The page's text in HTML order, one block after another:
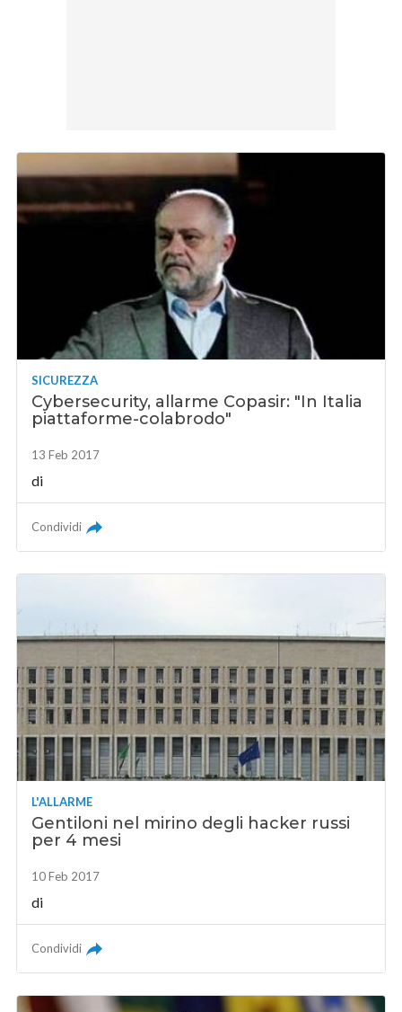
SICUREZZA
Cybersecurity, allarme Copasir: "In Italia
piattaforme-colabrodo"
13 Feb 2017
di
Condividi
L'ALLARME
Gentiloni nel mirino degli hacker russi
per 4 mesi
10 Feb 2017
di
Condividi